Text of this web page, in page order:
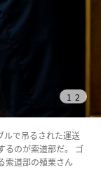
1 2
ルで吊るされた運送
のが索道部だ。
ゴ
索道部の殖栗さん